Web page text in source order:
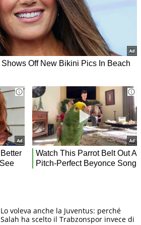
Lo voleva anche la Juventus: perché
Salah ha scelto il Trabzonspor invece di